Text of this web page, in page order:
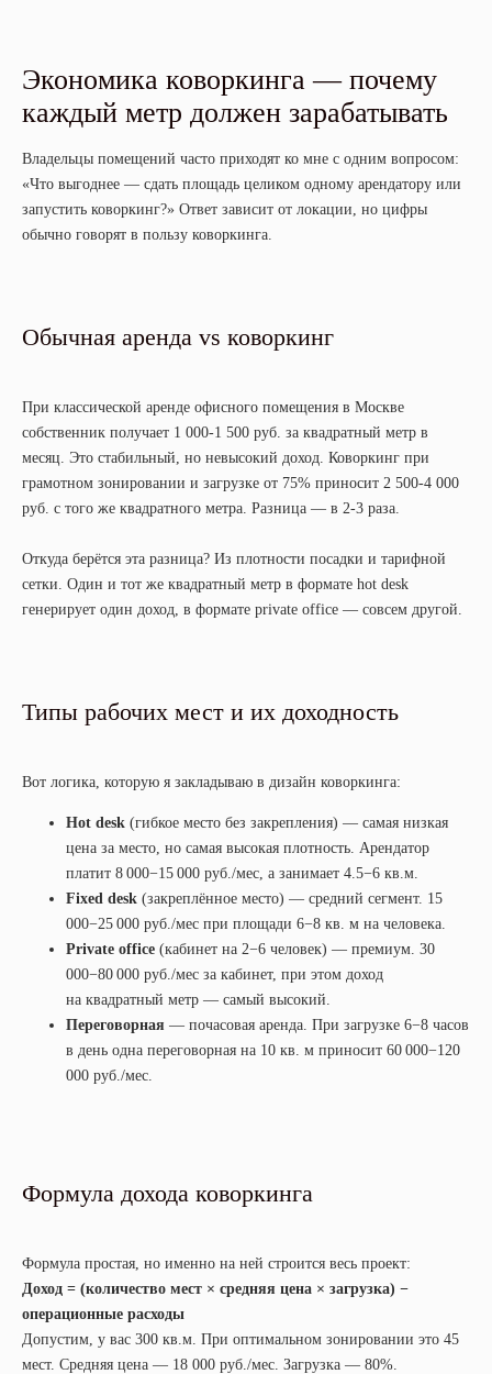
Экономика коворкинга — почему
каждый метр должен зарабатывать
Владельцы помещений часто приходят ко мне с одним вопросом:
«Что выгоднее — сдать площадь целиком одному арендатору или
запустить коворкинг?» Ответ зависит от локации, но цифры
обычно говорят в пользу коворкинга.
Обычная аренда vs коворкинг
При классической аренде офисного помещения в Москве
собственник получает 1 000-1 500 руб. за квадратный метр в
месяц. Это стабильный, но невысокий доход. Коворкинг при
грамотном зонировании и загрузке от 75% приносит 2 500-4 000
руб. с того же квадратного метра. Разница — в 2-3 раза.
Откуда берётся эта разница? Из плотности посадки и тарифной
сетки. Один и тот же квадратный метр в формате hot desk
генерирует один доход, в формате private office — совсем другой.
Типы рабочих мест и их доходность
Вот логика, которую я закладываю в дизайн коворкинга:
Hot desk (гибкое место без закрепления) — самая низкая
цена за место, но самая высокая плотность. Арендатор
платит 8 000−15 000 руб./мес, а занимает 4.5−6 кв.м.
Fixed desk (закреплённое место) — средний сегмент. 15
000−25 000 руб./мес при площади 6−8 кв. м на человека.
Private office (кабинет на 2−6 человек) — премиум. 30
000−80 000 руб./мес за кабинет, при этом доход
на квадратный метр — самый высокий.
Переговорная — почасовая аренда. При загрузке 6−8 часов
в день одна переговорная на 10 кв. м приносит 60 000−120
000 руб./мес.
Формула дохода коворкинга
Формула простая, но именно на ней строится весь проект:
Доход = (количество мест × средняя цена × загрузка) −
операционные расходы
Допустим, у вас 300 кв.м. При оптимальном зонировании это 45
мест. Средняя цена — 18 000 руб./мес. Загрузка — 80%.